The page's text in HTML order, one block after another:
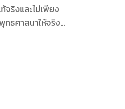
ริงและไม่เพียง
ธศาสนาให้จริง
ด้วยใจ”